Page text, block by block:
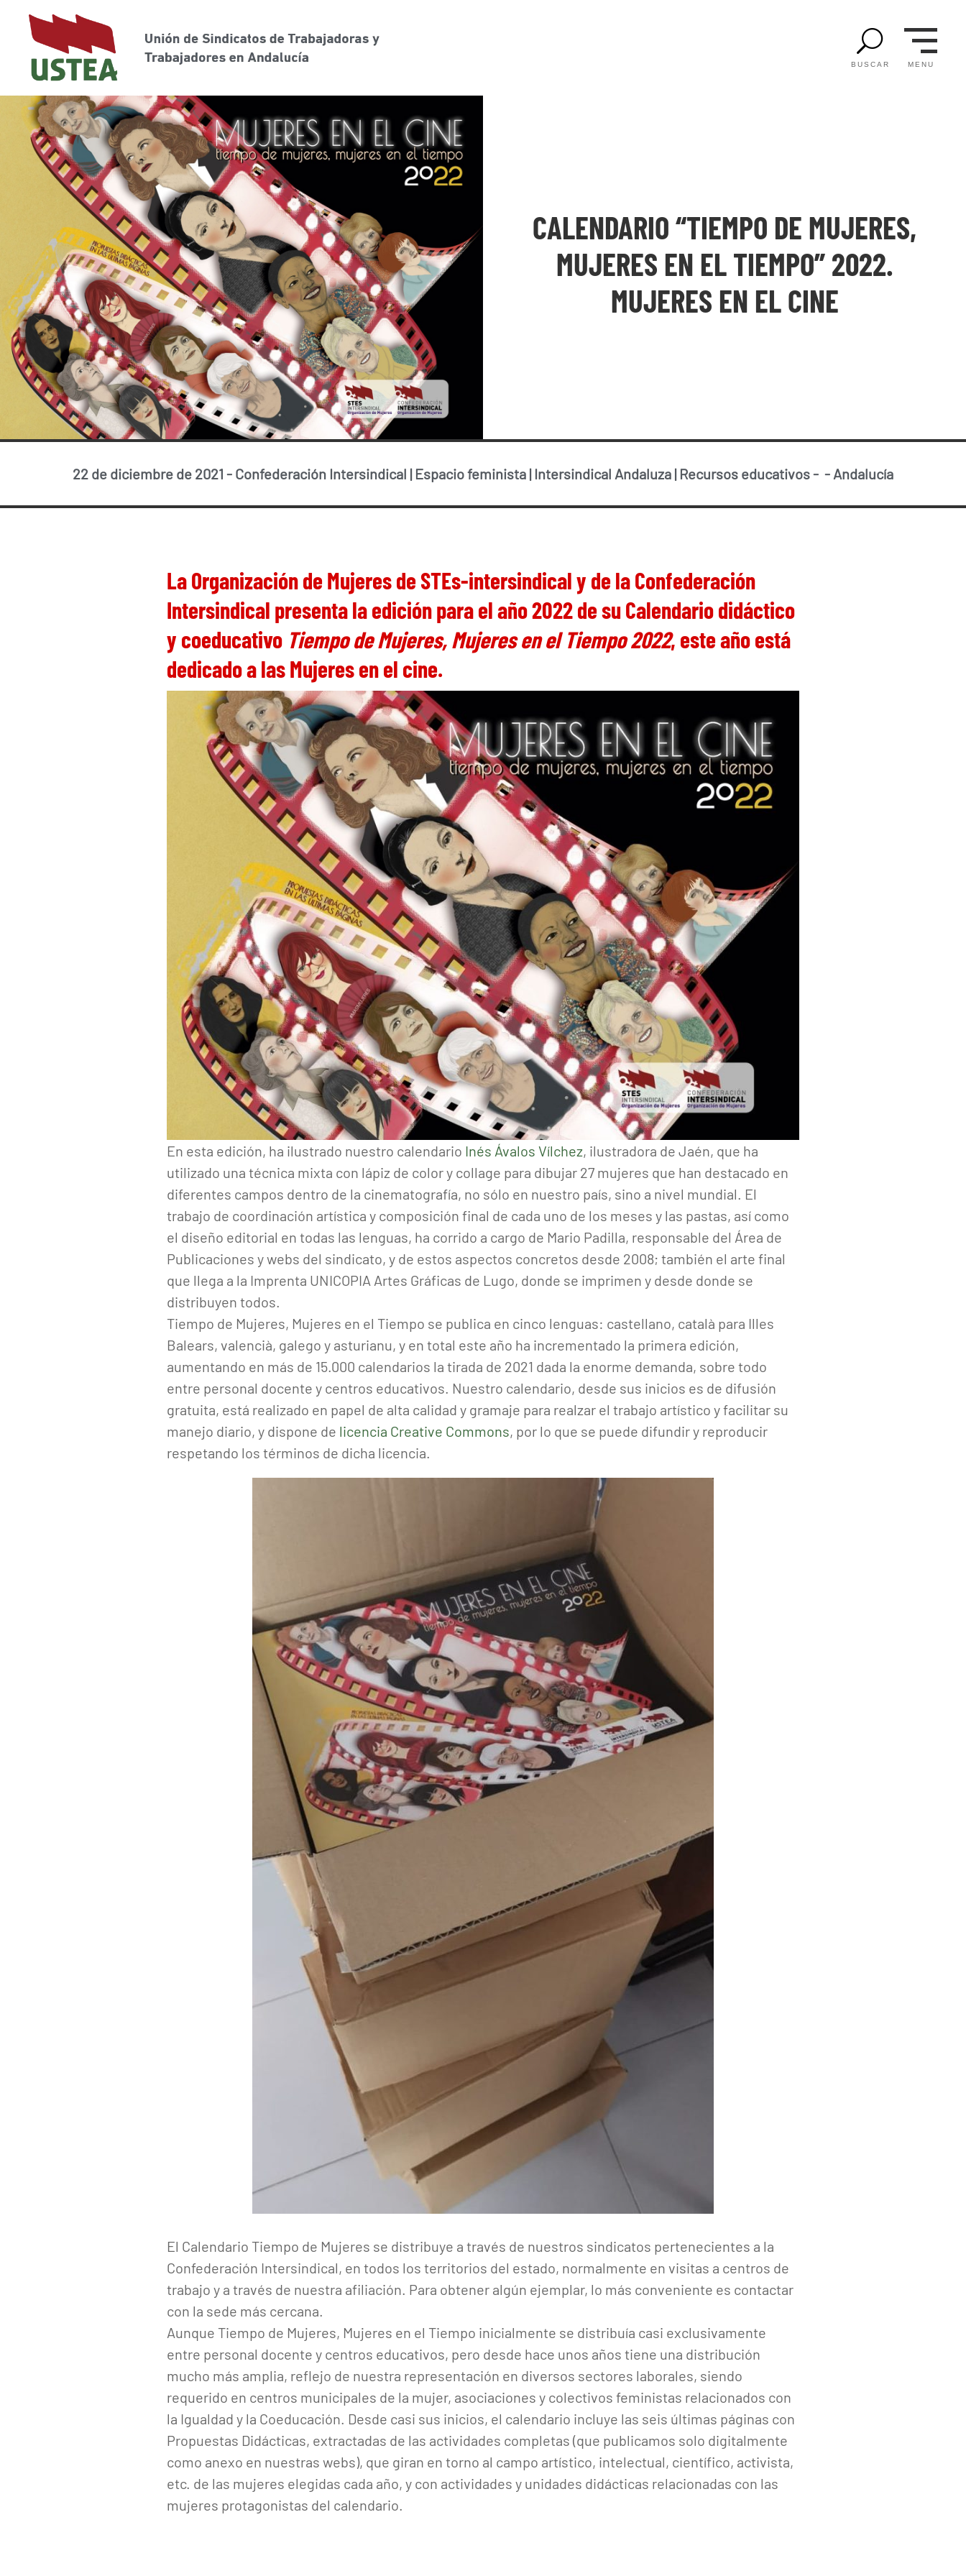
U
BUSCAR MENU
CALENDARIO “TIEMPO DE MUJERES,
MUJERES EN EL TIEMPO” 2022.
MUJERES EN EL CINE
22 de diciembre de 2021 - Confederación Intersindical | Espacio feminista | Intersindical Andaluza | Recursos educativos- - Andalucía
La Organización de Mujeres de STEs-intersindical y de la Confederación
Intersindical presenta la edición para el año 2022 de su Calendario didáctico
y coeducativo Tiempo de Mujeres, Mujeres en el Tiempo 2022, este año está
dedicado a las Mujeres en el cine.
En esta edición, ha ilustrado nuestro calendario Inés Ávalos Vílchez, ilustradora de Jaén, que ha
utilizado una técnica mixta con lápiz de color y collage para dibujar 27 mujeres que han destacado en
diferentes campos dentro de la cinematografía, no sólo en nuestro país, sino a nivel mundial. El
trabajo de coordinación artística y composición final de cada uno de los meses y las pastas, así como
el diseño editorial en todas las lenguas, ha corrido a cargo de Mario Padilla, responsable del Área de
Publicaciones y webs del sindicato, y de estos aspectos concretos desde 2008; también el arte final
que llega a la Imprenta UNICOPIA Artes Gráficas de Lugo, donde se imprimen y desde donde se
distribuyen todos.
Tiempo de Mujeres, Mujeres en el Tiempo se publica en cinco lenguas: castellano, català para Illes
Balears, valencià, galego y asturianu, y en total este año ha incrementado la primera edición,
aumentando en más de 15.000 calendarios la tirada de 2021 dada la enorme demanda, sobre todo
entre personal docente y centros educativos. Nuestro calendario, desde sus inicios es de difusión
gratuita, está realizado en papel de alta calidad y gramaje para realzar el trabajo artístico y facilitar su
manejo diario, y dispone de licencia Creative Commons, por lo que se puede difundir y reproducir
respetando los términos de dicha licencia.
El Calendario Tiempo de Mujeres se distribuye a través de nuestros sindicatos pertenecientes a la
Confederación Intersindical, en todos los territorios del estado, normalmente en visitas a centros de
trabajo y a través de nuestra afiliación. Para obtener algún ejemplar, lo más conveniente es contactar
con la sede más cercana.
Aunque Tiempo de Mujeres, Mujeres en el Tiempo inicialmente se distribuía casi exclusivamente
entre personal docente y centros educativos, pero desde hace unos años tiene una distribución
mucho más amplia, reflejo de nuestra representación en diversos sectores laborales, siendo
requerido en centros municipales de la mujer, asociaciones y colectivos feministas relacionados con
la Igualdad y la Coeducación. Desde casi sus inicios, el calendario incluye las seis últimas páginas con
Propuestas Didácticas, extractadas de las actividades completas (que publicamos solo digitalmente
como anexo en nuestras webs), que giran en torno al campo artístico, intelectual, científico, activista,
etc. de las mujeres elegidas cada año, y con actividades y unidades didácticas relacionadas con las
mujeres protagonistas del calendario.